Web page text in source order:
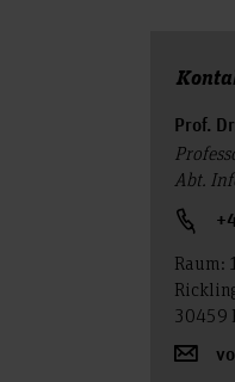
Prof.
Abt.
Raum:
30459